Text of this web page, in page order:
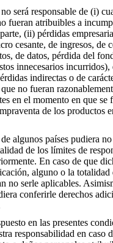
será responsable de (i)
fueran atribuibles a
(ii) pérdidas
cesante, de ingresos, de
de datos, pérdida del
innecesarios
indirectas o de
no fueran
en el momento en que se
de los productos
algunos países pudiera
de los límites de
En caso de que
alguno o la totalidad
no serle aplicables.
conferirle derechos
en las presentes
responsabilidad en caso